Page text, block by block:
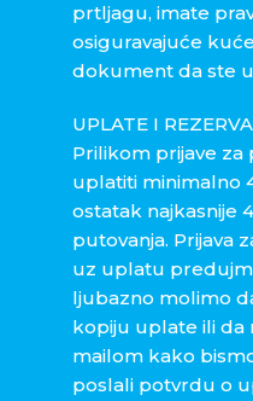
prtljagu, imate
osiguravajuće
dokument da ste
UPLATE I
Prilikom prijave
uplatiti minimalno
ostatak najkasnije
putovanja. Prijava
uz uplatu
ljubazno molimo
kopiju uplate ili da
mailom kako
poslali potvrdu o